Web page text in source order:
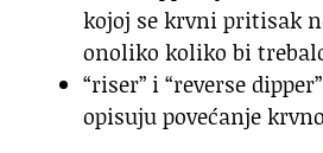
kojoj se krvni pritisak
onoliko koliko bi
“riser” i “reverse
opisuju povećanje